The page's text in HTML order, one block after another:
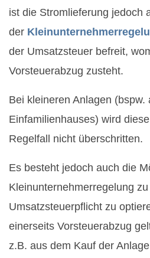
ist die Stromlieferung jedoch
der
der Umsatzsteuer befreit,
Vorsteuerabzug zusteht.
Bei kleineren Anlagen
Einfamilienhauses) wird
Regelfall nicht überschritten.
Es besteht jedoch auch die
Kleinunternehmerregelung
Umsatzsteuerpflicht zu
einerseits Vorsteuerabzug
z.B. aus dem Kauf der